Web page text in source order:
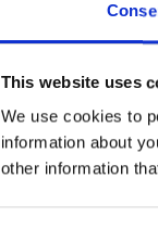
This website uses
We use cookies to
information about
other information